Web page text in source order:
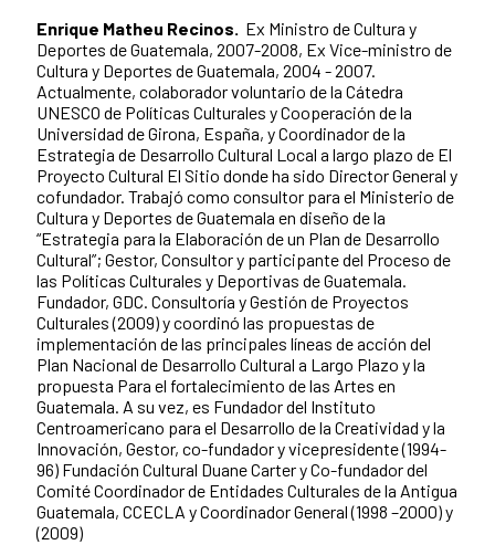
Enrique Matheu Recinos. Ex Ministro de Cultura y
Deportes de Guatemala, 2007-2008, Ex Vice-ministro de
Cultura y Deportes de Guatemala, 2004 - 2007.
Actualmente, colaborador voluntario de la Cátedra
UNESCO de Políticas Culturales y Cooperación de la
Universidad de Girona, España, y Coordinador de la
Estrategia de Desarrollo Cultural Local a largo plazo de El
Proyecto Cultural El Sitio donde ha sido Director General y
cofundador. Trabajó como consultor para el Ministerio de
Cultura y Deportes de Guatemala en diseño de la
“Estrategia para la Elaboración de un Plan de Desarrollo
Cultural”; Gestor, Consultor y participante del Proceso de
las Políticas Culturales y Deportivas de Guatemala.
Fundador, GDC. Consultoría y Gestión de Proyectos
Culturales (2009) y coordinó las propuestas de
implementación de las principales líneas de acción del
Plan Nacional de Desarrollo Cultural a Largo Plazo y la
propuesta Para el fortalecimiento de las Artes en
Guatemala. A su vez, es Fundador del Instituto
Centroamericano para el Desarrollo de la Creatividad y la
Innovación, Gestor, co-fundador y vicepresidente (1994-
96) Fundación Cultural Duane Carter y Co-fundador del
Comité Coordinador de Entidades Culturales de la Antigua
Guatemala, CCECLA y Coordinador General (1998 –2000) y
(2009)